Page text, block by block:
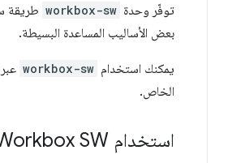
توفّر وحدة workbox-sw
بعض الأساليب المساعدة البسيطة.
يمكنك استخدام workbox-sw
الخاص.
استخدام Workbox SW عبر شبكة توصيل المحتوى (CDN)